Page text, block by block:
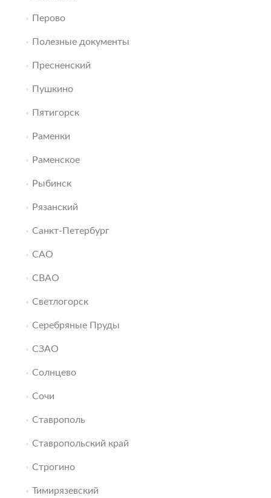
Перово
Полезные документы
Пресненский
Пушкино
Пятигорск
Раменки
Раменское
Рыбинск
Рязанский
Санкт-Петербург
САО
СВАО
Светлогорск
Серебряные Пруды
СЗАО
Солнцево
Сочи
Ставрополь
Ставропольский край
Строгино
Тимирязевский